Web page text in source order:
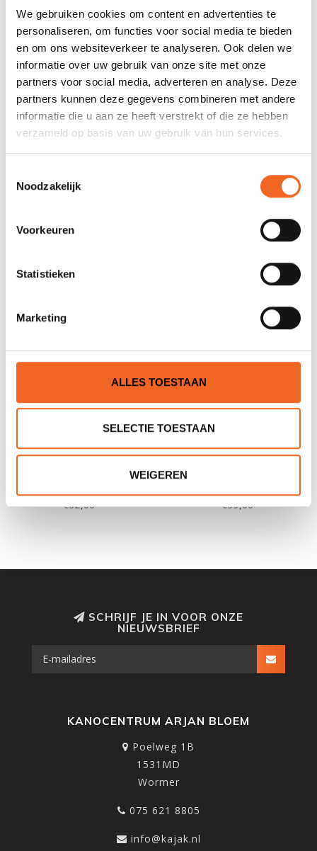
We gebruiken cookies om content en advertenties te
personaliseren, om functies voor social media te bieden
en om ons websiteverkeer te analyseren. Ook delen we
informatie over uw gebruik van onze site met onze
partners voor social media, adverteren en analyse. Deze
partners kunnen deze gegevens combineren met andere
informatie die u aan ze heeft verstrekt of die ze hebben
verzameld op basis van uw gebruik van hun services.
Noodzakelijk
Voorkeuren
Statistieken
Marketing
ALLES TOESTAAN
SELECTIE TOESTAAN
WEIGEREN
GERELATEERDE PRODUCTEN
PYRANHA CONNECT
PYRANHA CONNECT
THIGH GRIP FITTING KIT
PYRANHA RUGBAND,
€32,00
PYRANHA RUGBAND,
€55,00
SCHRIJF JE IN VOOR ONZE
NIEUWSBRIEF
KANOCENTRUM ARJAN BLOEM
Poelweg 1B
1531MD
Wormer
075 621 8805
info@kajak.nl